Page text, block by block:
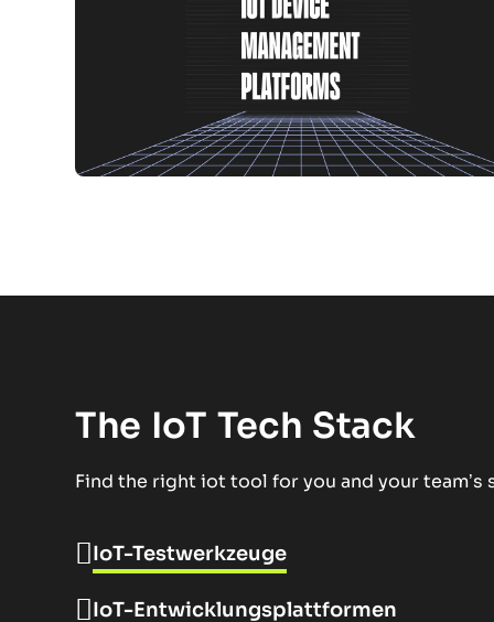
The IoT Tech Stack
Find the right iot tool for you and your team’s
IoT-Testwerkzeuge
IoT-Entwicklungsplattformen